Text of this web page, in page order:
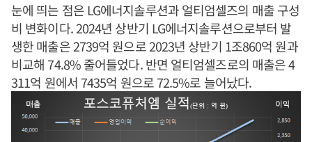
눈에 띄는 점은 LG에너지솔루션과 얼티엄셀즈의 매출 구성
비 변화이다. 2024년 상반기 LG에너지솔루션으로부터 발
생한 매출은 2739억 원으로 2023년 상반기 1조860억 원과
비교해 74.8% 줄어들었다. 반면 얼티엄셀즈로의 매출은 4
311억 원에서 7435억 원으로 72.5%로 늘어났다.